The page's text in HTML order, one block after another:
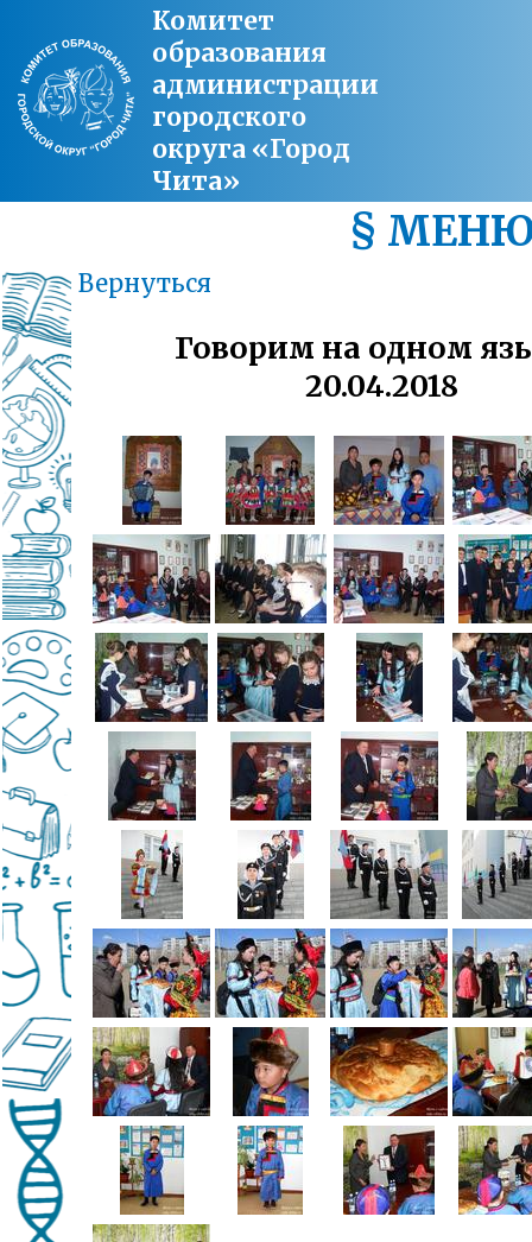
Комитет
образования
администрации
городского
округа «Город
Чита»
§
Вернуться
Говорим на одном
20.04.2018